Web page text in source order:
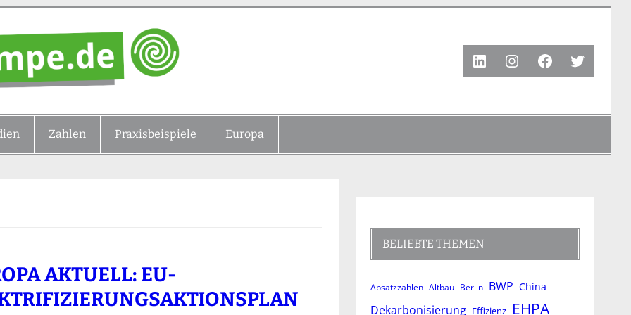
LinkedInInstagram
Facebook
Twitter
Zahlen Praxisbeispiele Europa
AKTUELL: EU-
BELIEBTE THEMEN
Absatzzahlen Altbau Berlin BWP China
Dekarbonisierung Effizienz EHPA